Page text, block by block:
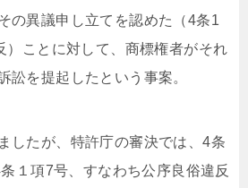
の異議申し立てを認めた（4条1
）ことに対して、商標権者がそれ
訟を提起したという事案。
したが、特許庁の審決では、4条
１項7号、すなわち公序良俗違反